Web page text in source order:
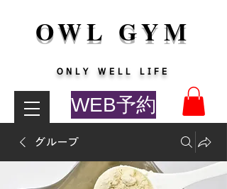
OWL GYM
​ONLY WELL LIFE
WEB予約
グループ